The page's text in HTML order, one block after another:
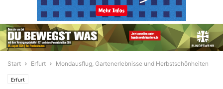
Start Erfurt Mondausflug, Gartenerlebnisse und Herbstschönheiten
Erfurt